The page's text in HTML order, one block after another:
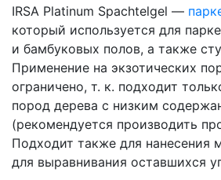
IRSA Platinum Spachtelgel —
который используется для
и бамбуковых полов, а также
Применение на экзотических
ограничено, т. к. подходит
пород дерева с низким
(рекомендуется производить
Подходит также для нанесения
для выравнивания оставшихся